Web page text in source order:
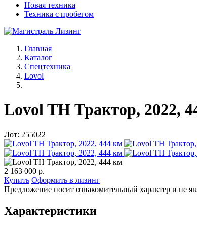
Новая техника
Техника с пробегом
Главная
Каталог
Спецтехника
Lovol
Lovol TH Трактор, 2022,
Лот: 255022
2 163 000 р.
Купить Оформить в лизинг
Предложение носит ознакомительный характер и не
Характеристики